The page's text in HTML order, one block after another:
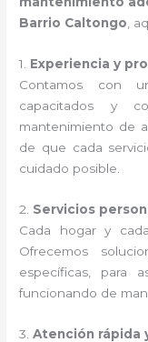
Barrio Caltongo ,
1. Experiencia y
Contamos con
capacitados y
mantenimiento de
de que cada
cuidado posible.
2. Servicios
Cada hogar y
Ofrecemos
específicas, para
funcionando de
3.Atención rápida